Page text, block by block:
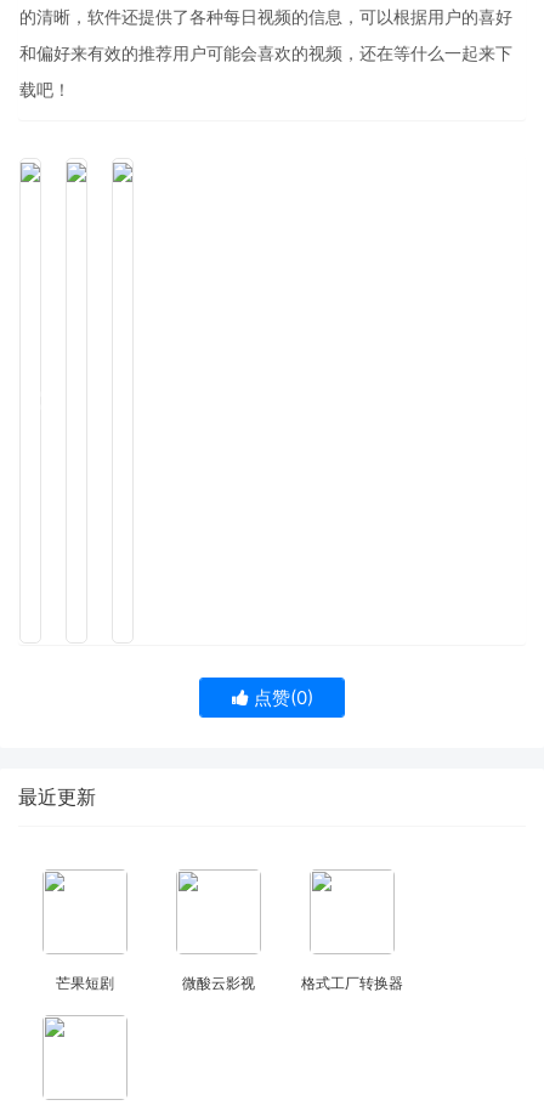
的清晰，软件还提供了各种每日视频的信息，可以根据用户的喜好
和偏好来有效的推荐用户可能会喜欢的视频，还在等什么一起来下
载吧！
点赞(0)
最近更新
芒果短剧 微酸云影视 格式工厂转换器